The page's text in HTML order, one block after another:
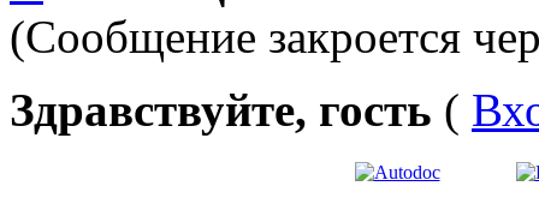
(Сообщение закроется
Здравствуйте, гость (